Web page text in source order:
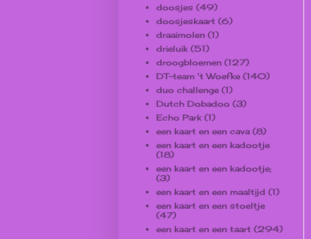
doosjes (49)
doosjeskaart (6)
draaimolen (1)
drieluik (51)
droogbloemen (127)
DT-team 't Woefke (140)
duo challenge (1)
Dutch Dobadoo (3)
Echo Park (1)
een kaart en een cava (8)
een kaart en een kadootje
(18)
een kaart en een kadootje;
(3)
een kaart en een maaltijd (1)
een kaart en een stoeltje
(47)
een kaart en een taart (294)